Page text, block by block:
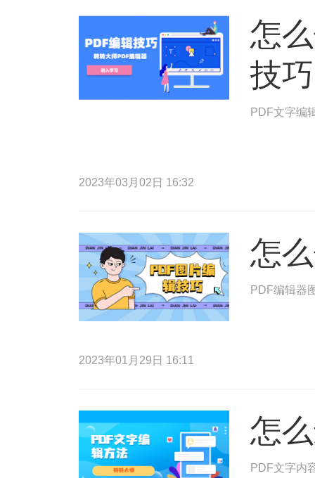
怎
技巧
PDF文字编
2023年03月02日 16:32
怎
PDF编辑器
2023年01月29日 16:11
怎
PDF文字内